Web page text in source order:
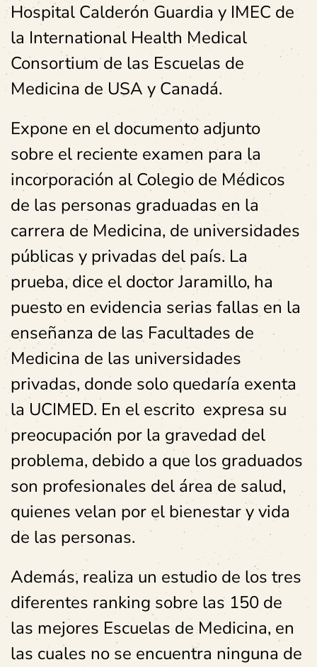
Hospital Calderón Guardia y IMEC de
la International Health Medical
Consortium de las Escuelas de
Medicina de USA y Canadá.
Expone en el documento adjunto
sobre el reciente examen para la
incorporación al Colegio de Médicos
de las personas graduadas en la
carrera de Medicina, de universidades
públicas y privadas del país. La
prueba, dice el doctor Jaramillo, ha
puesto en evidencia serias fallas en la
enseñanza de las Facultades de
Medicina de las universidades
privadas, donde solo quedaría exenta
la UCIMED. En el escrito expresa su
preocupación por la gravedad del
problema, debido a que los graduados
son profesionales del área de salud,
quienes velan por el bienestar y vida
de las personas.
Además, realiza un estudio de los tres
diferentes ranking sobre las 150 de
las mejores Escuelas de Medicina, en
las cuales no se encuentra ninguna de